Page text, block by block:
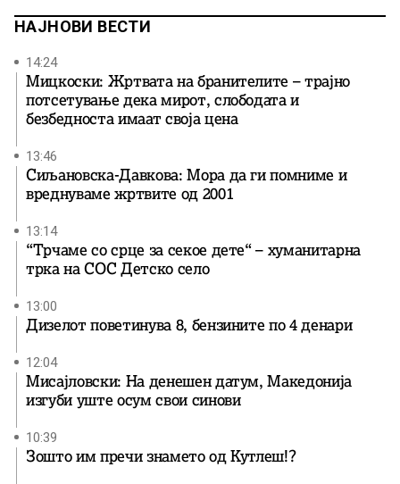
НАЈНОВИ ВЕСТИ
14:24
Мицкоски: Жртвата на бранителите – трајно
потсетување дека мирот, слободата и
безбедноста имаат своја цена
13:46
Сиљановска-Давкова: Мора да ги помниме и
вреднуваме жртвите од 2001
13:14
“Трчаме со срце за секое дете“ – хуманитарна
трка на СОС Детско село
13:00
Дизелот поветинува 8, бензините по 4 денари
12:04
Мисајловски: На денешен датум, Македонија
изгуби уште осум свои синови
10:39
Зошто им пречи знамето од Кутлеш!?